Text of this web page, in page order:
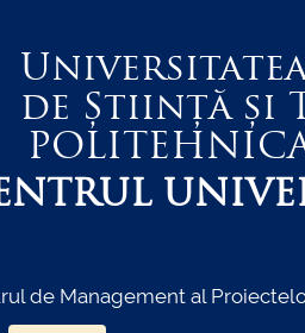
de Știință și
de Management al